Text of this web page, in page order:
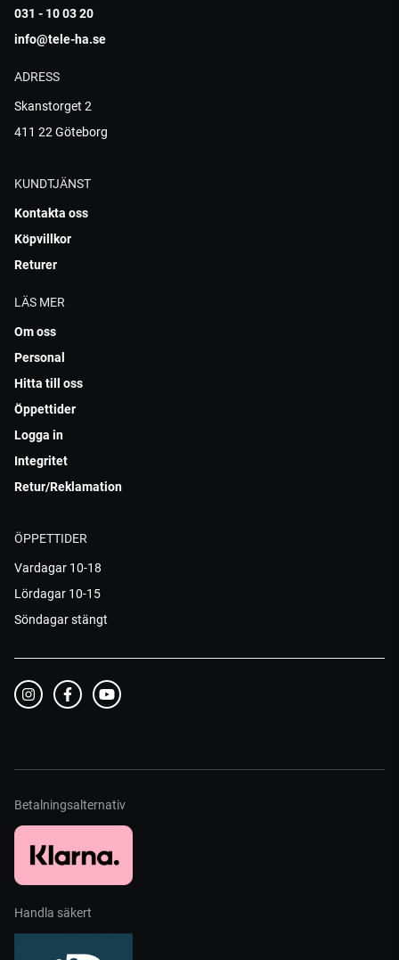
031 - 10 03 20
info@tele-ha.se
ADRESS
Skanstorget 2
411 22 Göteborg
KUNDTJÄNST
Kontakta oss
Köpvillkor
Returer
LÄS MER
Om oss
Personal
Hitta till oss
Öppettider
Logga in
Integritet
Retur/Reklamation
ÖPPETTIDER
Vardagar 10-18
Lördagar 10-15
Söndagar stängt
Betalningsalternativ
Handla säkert